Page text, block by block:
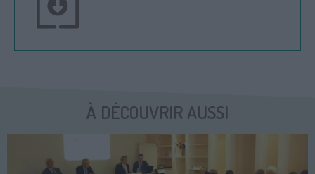
À DÉCOUVRIR AUSSI